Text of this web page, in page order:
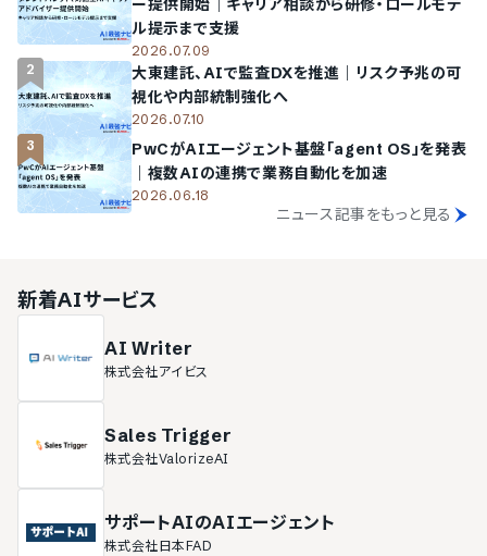
ー提供開始｜キャリア相談から研修・ロールモデ
ル提示まで支援
2026.07.09
2
大東建託、AIで監査DXを推進｜リスク予兆の可
視化や内部統制強化へ
2026.07.10
3
PwCがAIエージェント基盤「agent OS」を発表
｜複数AIの連携で業務自動化を加速
2026.06.18
ニュース記事をもっと見る
新着AIサービス
AI Writer
株式会社アイビス
Sales Trigger
株式会社ValorizeAI
サポートAIのAIエージェント
株式会社日本FAD